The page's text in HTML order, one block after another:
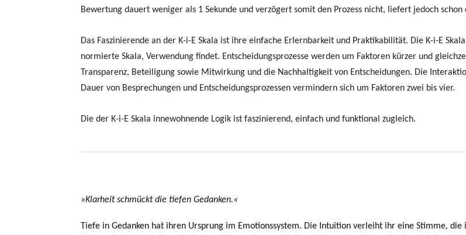
Bewertung dauert weniger als 1 Sekunde und verzögert somit den Prozess nicht, liefert jedoch schon
Das Faszinierende an der K-i-E Skala ist ihre einfache Erlernbarkeit und Praktikabilität. Die K-i-E
normierte Skala, Verwendung findet. Entscheidungsprozesse werden um Faktoren kürzer und
Transparenz, Beteiligung sowie Mitwirkung und die Nachhaltigkeit von Entscheidungen. Die
Dauer von Besprechungen und Entscheidungsprozessen vermindern sich um Faktoren zwei bis vier.
Die der K-i-E Skala innewohnende Logik ist faszinierend, einfach und funktional zugleich.
»Klarheit schmückt die tiefen Gedanken.«
Tiefe in Gedanken hat ihren Ursprung im Emotionssystem. Die Intuition verleiht ihr eine Stimme, die